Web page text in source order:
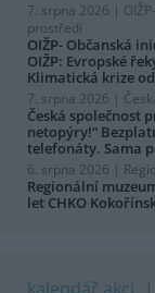
7. srpna 2026 |
prostředí
OIŽP- Občanská
OIŽP: Evropské
Klimatická krize
7. srpna 2026 |
Česká společnost
netopýry!“
telefonáty. Sama
6. srpna 2026 |
Regionální
let CHKO